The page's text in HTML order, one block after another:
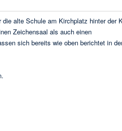
alte Schule am Kirchplatz hinter der
Zeichensaal als auch einen
sich bereits wie oben berichtet in